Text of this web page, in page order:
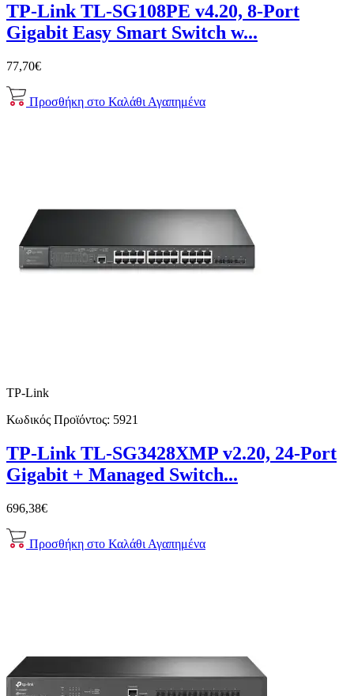
TP-Link TL-SG108PE v4.20, 8-Port
Gigabit Easy Smart Switch w...
77,70€
Προσθήκη στο Καλάθι Αγαπημένα
TP-Link
Κωδικός Προϊόντος: 5921
TP-Link TL-SG3428XMP v2.20, 24-Port
Gigabit + Managed Switch...
696,38€
Προσθήκη στο Καλάθι Αγαπημένα